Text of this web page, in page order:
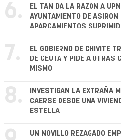
6.
EL TAN DA LA RAZÓN A
AYUNTAMIENTO DE ASIRON
APARCAMIENTOS
7.
EL GOBIERNO DE CHIVITE
DE CEUTA Y PIDE A OTRAS
MISMO
8.
INVESTIGAN LA EXTRAÑA
CAERSE DESDE UNA
ESTELLA
UN NOVILLO REZAGADO